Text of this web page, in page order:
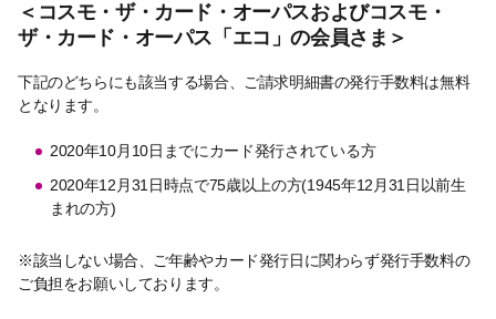
＜コスモ・ザ・カード・オーパスおよびコスモ・
ザ・カード・オーパス「エコ」の会員さま＞
下記のどちらにも該当する場合、ご請求明細書の発行手数料は無料
となります。
2020年10月10日までにカード発行されている方
2020年12月31日時点で75歳以上の方(1945年12月31日以前生
まれの方)
※該当しない場合、ご年齢やカード発行日に関わらず発行手数料の
ご負担をお願いしております。